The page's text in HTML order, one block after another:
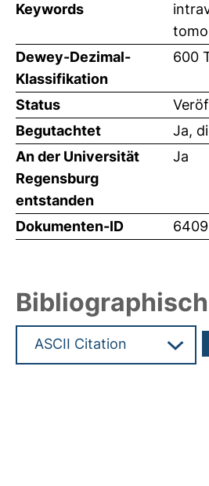
Keywords
Dewey-Dezimal-
Klassifikation
600
Status
Begutachtet
Ja,
An der Universität
Regensburg
entstanden
Ja
Dokumenten-ID